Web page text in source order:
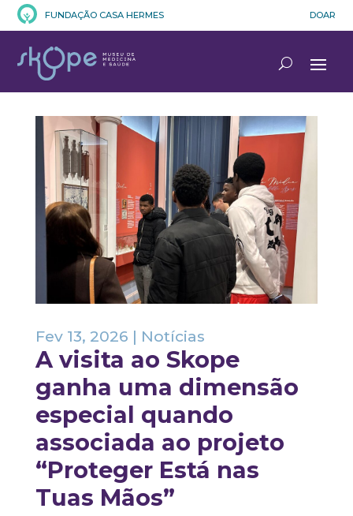
FUNDAÇÃO CASA HERMES DOAR
A visita ao Skope
ganha uma dimensão
especial quando
associada ao projeto
“Proteger Está nas
Tuas Mãos”
Fev 13, 2026 | Notícias